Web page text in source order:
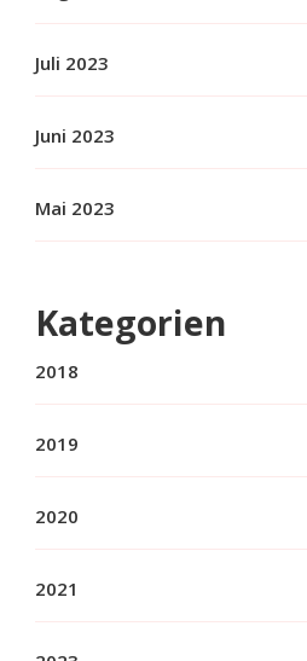
Juli 2023
Juni 2023
Mai 2023
Kategorien
2018
2019
2020
2021